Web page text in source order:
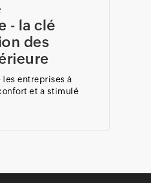
- la clé
des
les entreprises à
et a stimulé